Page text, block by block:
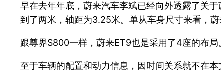
早在去年年底，蔚来汽车李斌已经向外透露了关
到了两米，轴距为3.25米。单从车身尺寸来看，
跟尊界S800一样，蔚来ET9也是采用了4座的布
至于车辆的配置和动力信息，因时间关系就不在